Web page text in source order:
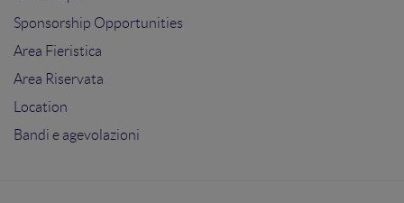
Sponsorship Opportunities
Area Fieristica
Area Riservata
Location
Bandi e agevolazioni